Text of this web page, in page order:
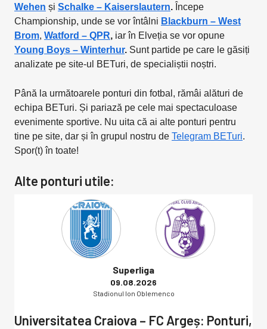
Wehen și Schalke – Kaiserslautern. Începe
Championship, unde se vor întâlni Blackburn – West
Brom, Watford – QPR, iar în Elveția se vor opune
Young Boys – Winterhur. Sunt partide pe care le găsiți
analizate pe site-ul BETuri, de specialiștii noștri.
Până la următoarele ponturi din fotbal, rămâi alături de
echipa BETuri. Și pariază pe cele mai spectaculoase
evenimente sportive. Nu uita că ai alte ponturi pentru
tine pe site, dar și în grupul nostru de Telegram BETuri.
Spor(t) în toate!
Alte ponturi utile:
Superliga
09.08.2026
Stadionul Ion Oblemenco
Universitatea Craiova – FC Argeș: Ponturi,